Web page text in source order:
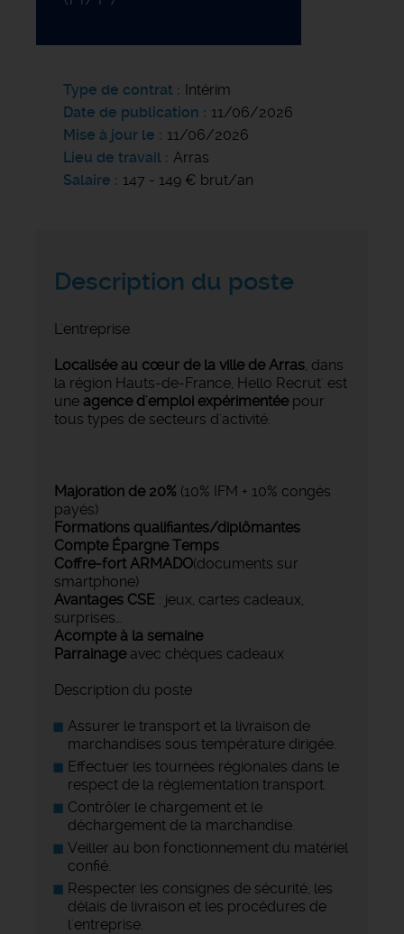
Type de contrat
Intérim
Date de publication
11/06/2026
Mise à jour le
11/06/2026
Lieu de travail
Arras
Salaire
147 - 149 € brut/an
Description du poste
L'entreprise
Localisée au cœur de la ville de Arras , dans
la région Hauts-de-France, Hello Recrut' est
une agence d'emploi expérimentéepour
tous types de secteurs d'activité.
Majoration de 20% (10% IFM + 10% congés
payés)
Formations qualifiantes/diplômantes
Compte Épargne Temps
Coffre-fort ARMADO(documents sur
smartphone)
Avantages CSE : jeux, cartes cadeaux,
surprises…
Acompte à la semaine
Parrainageavec chèques cadeaux
Description du poste
Assurer le transport et la livraison de
marchandises sous température dirigée.
Effectuer les tournées régionales dans le
respect de la réglementation transport.
Contrôler le chargement et le
déchargement de la marchandise.
Veiller au bon fonctionnement du matériel
confié.
Respecter les consignes de sécurité, les
délais de livraison et les procédures de
l'entreprise.